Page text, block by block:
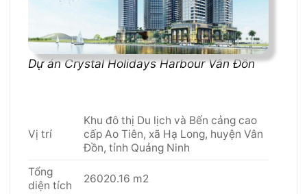
Dự án Crystal Holidays Harbour Vân Đồn
Vị trí
Khu đô thị Du lịch và Bến cảng cao
cấp Ao Tiên, xã Hạ Long, huyện Vân
Đồn, tỉnh Quảng Ninh
Tổng
diện tích
26020.16 m2